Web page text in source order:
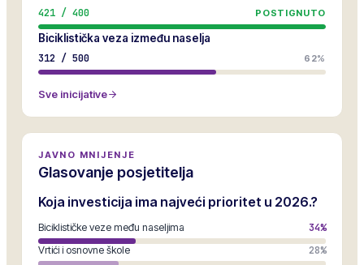
421 / 400 POSTIGNUTO
Biciklistička veza između naselja
312 / 500 62%
Sve inicijative
JAVNO MNIJENJE
Glasovanje posjetitelja
Koja investicija ima najveći prioritet u 2026.?
Biciklističke veze među naseljima 34%
Vrtići i osnovne škole 28%